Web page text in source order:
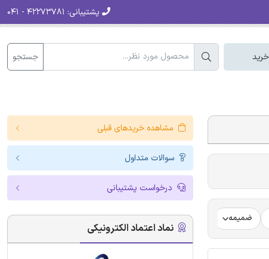
پشتیبانی:
جستجو
ضمیمه فرضیه فرمت ترجمه مقاله فرمت مقاله انگلیسی
مشاهده خریدهای قبلی
سوالات متداول
درخواست پشتیبانی
نماد اعتماد الکترونیکی